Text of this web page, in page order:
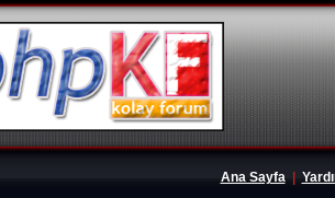
Ana Sayfa|